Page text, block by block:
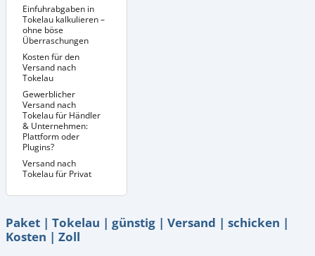
Besondere
Versandbedingungen
für bestimmte
Produkte nach
Einfuhrabgaben in
Tokelau kalkulieren –
ohne böse
Überraschungen
Kosten für den
Versand nach
Tokelau
Gewerblicher
Versand nach
Tokelau für Händler
& Unternehmen:
Plattform oder
Plugins?
Versand nach
Tokelau für Privat
Paket | Tokelau | günstig | Versand | schicken |
Kosten | Zoll